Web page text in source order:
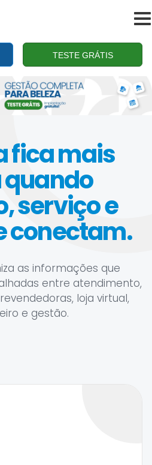
TESTE GRÁTIS
fica mais
serviço e
conectam.
as informações que
entre atendimento,
loja virtual,
e gestão.